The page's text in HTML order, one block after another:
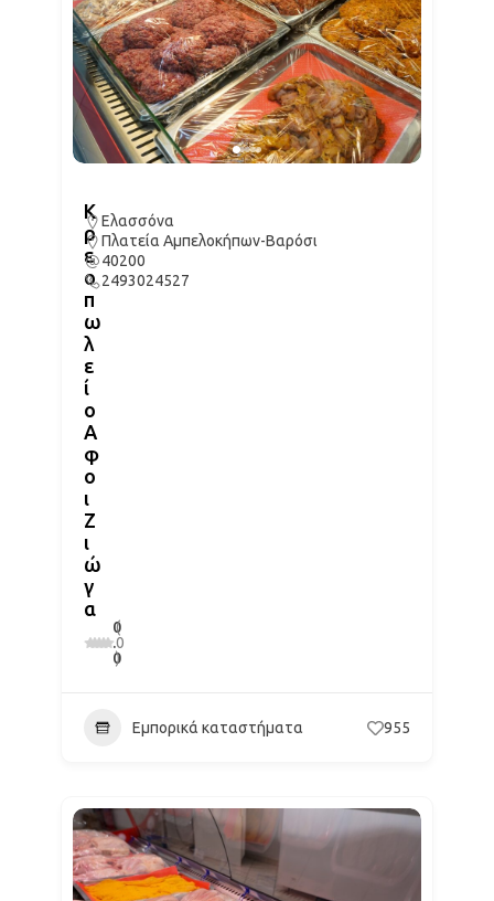
Κ
ρ
ε
ο
π
ω
λ
ε
ί
ο
Α
φ
ο
ι
Ζ
ι
ώ
γ
α
0
.
0
(
0
)
Ελασσόνα
Πλατεία Αμπελοκήπων-Βαρόσι
40200
2493024527
Εμπορικά καταστήματα 955